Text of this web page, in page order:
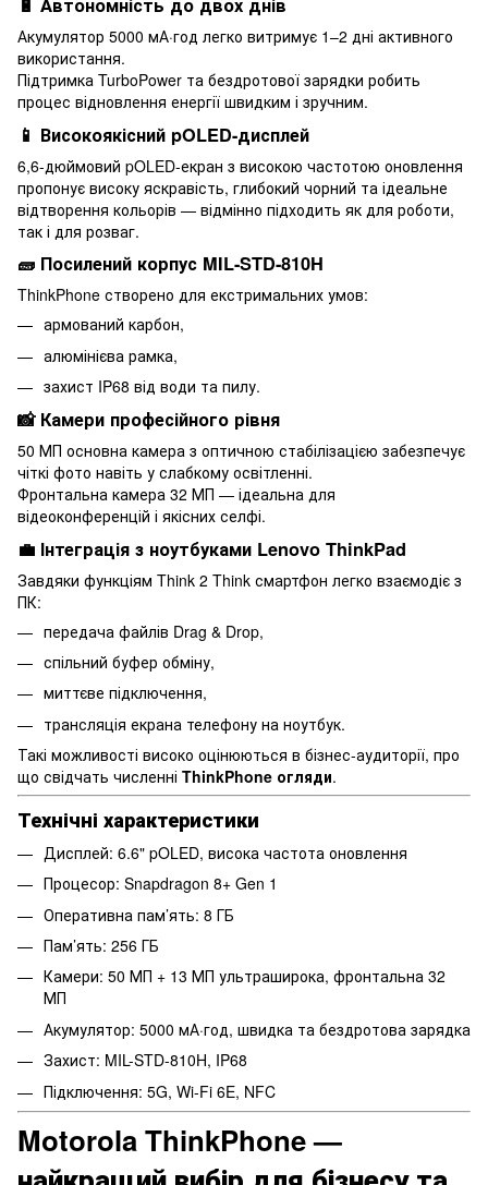
Акумулятор 5000 мА·год легко витримує 1–2 дні активного
використання.
Підтримка TurboPower та бездротової зарядки робить
процес відновлення енергії швидким і зручним.
📱 Високоякісний pOLED-дисплей
6,6-дюймовий pOLED-екран з високою частотою оновлення
пропонує високу яскравість, глибокий чорний та ідеальне
відтворення кольорів — відмінно підходить як для роботи,
так і для розваг.
🧱 Посилений корпус MIL-STD-810H
ThinkPhone створено для екстримальних умов:
армований карбон,
алюмінієва рамка,
захист IP68 від води та пилу.
📸 Камери професійного рівня
50 МП основна камера з оптичною стабілізацією забезпечує
чіткі фото навіть у слабкому освітленні.
Фронтальна камера 32 МП — ідеальна для
відеоконференцій і якісних селфі.
💼 Інтеграція з ноутбуками Lenovo ThinkPad
Завдяки функціям Think 2 Think смартфон легко взаємодіє з
ПК:
передача файлів Drag & Drop,
спільний буфер обміну,
миттєве підключення,
трансляція екрана телефону на ноутбук.
Такі можливості високо оцінюються в бізнес-аудиторії, про
що свідчать численні ThinkPhone огляди.
Технічні характеристики
Дисплей: 6.6" pOLED, висока частота оновлення
Процесор: Snapdragon 8+ Gen 1
Оперативна пам’ять: 8 ГБ
Пам’ять: 256 ГБ
Камери: 50 МП + 13 МП ультраширока, фронтальна 32
МП
Акумулятор: 5000 мА·год, швидка та бездротова зарядка
Захист: MIL-STD-810H, IP68
Підключення: 5G, Wi-Fi 6E, NFC
Motorola ThinkPhone —